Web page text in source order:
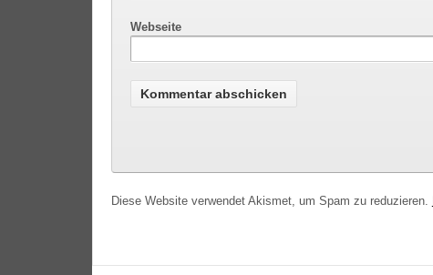
Webseite
Diese Website verwendet Akismet, um Spam zu reduzieren.